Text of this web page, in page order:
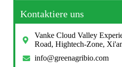
Kontaktiere uns
Vanke Cloud Valley
Road, Hightech-Zone,
info@greenagribio.com